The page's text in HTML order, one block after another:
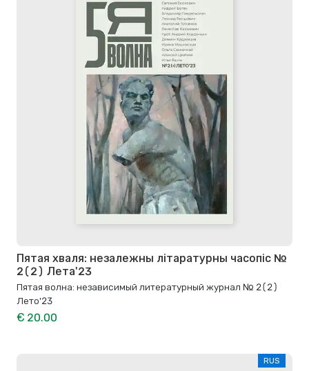
Пятая хваля: незалежны літаратурны часопіс №
2(2) Лета'23
Пятая волна: независимый литературный журнал № 2(2)
Лето'23
€ 20.00
RUS